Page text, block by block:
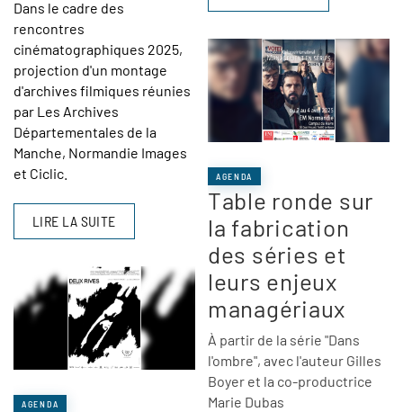
Dans le cadre des
rencontres
cinématographiques 2025,
projection d'un montage
d'archives filmiques réunies
par Les Archives
Départementales de la
Manche, Normandie Images
et Ciclic.
LIRE LA SUITE
AGENDA
AGENDA
Table ronde sur
la fabrication
des séries et
leurs enjeux
managériaux
À partir de la série "Dans
l'ombre", avec l'auteur Gilles
Boyer et la co-productrice
Marie Dubas